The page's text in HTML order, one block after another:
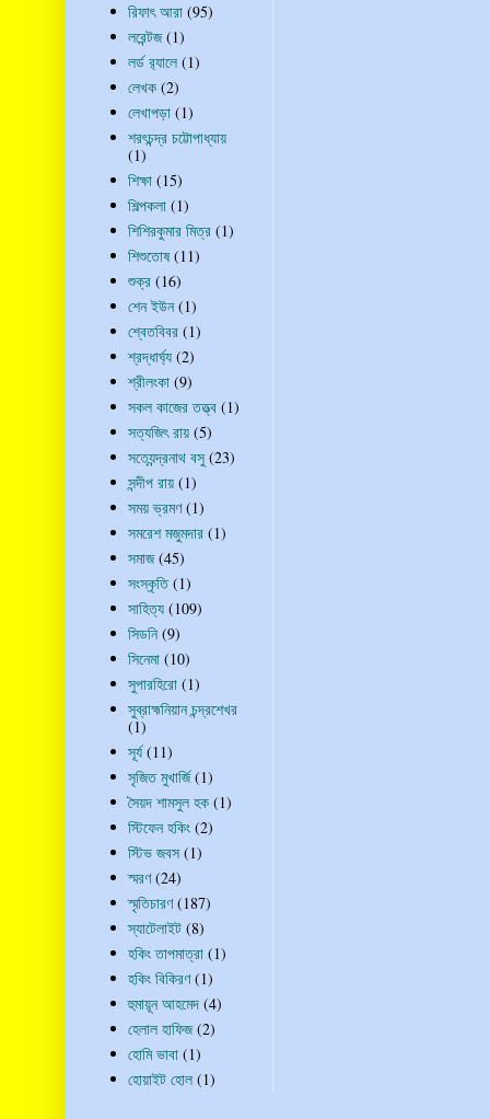
রিফাৎ আরা (95)
লরেন্টজ (1)
লর্ড র‍্যালে (1)
লেখক (2)
লেখাপড়া (1)
শরৎচন্দ্র চট্টোপাধ্যায়
(1)
শিক্ষা (15)
শিল্পকলা (1)
শিশিরকুমার মিত্র (1)
শিশুতোষ (11)
শুক্র (16)
শেন ইউন (1)
শ্বেতবিবর (1)
শ্রদ্ধার্ঘ্য (2)
শ্রীলংকা (9)
সকল কাজের তত্ত্ব (1)
সত্যজিৎ রায় (5)
সত্যেন্দ্রনাথ বসু (23)
সন্দীপ রায় (1)
সময় ভ্রমণ (1)
সমরেশ মজুমদার (1)
সমাজ (45)
সংস্কৃতি (1)
সাহিত্য (109)
সিডনি (9)
সিনেমা (10)
সুপারহিরো (1)
সুব্রাহ্মনিয়ান চন্দ্রশেখর
(1)
সূর্য (11)
সৃজিত মুখার্জি (1)
সৈয়দ শামসুল হক (1)
স্টিফেন হকিং (2)
স্টিভ জবস (1)
স্মরণ (24)
স্মৃতিচারণ (187)
স্যাটেলাইট (8)
হকিং তাপমাত্রা (1)
হকিং বিকিরণ (1)
হুমায়ূন আহমেদ (4)
হেলাল হাফিজ (2)
হোমি ভাবা (1)
হোয়াইট হোল (1)